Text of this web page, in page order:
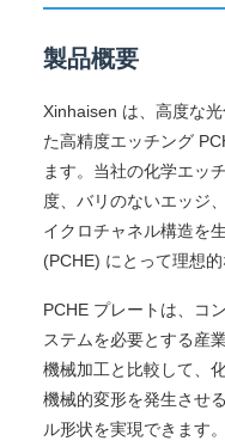
製品概要
Xinhaisen は、高度な
た高精度エッチング
ます。当社の化学エッ
度、バリのないエッジ
イクロチャネル構造を
(PCHE) にとって理想
PCHE プレートは、コ
ステムを必要とする産
機械加工と比較して、
機械的変形を発生させ
ル形状を実現できます。